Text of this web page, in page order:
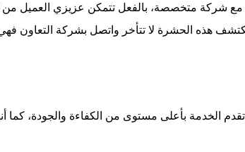
شركة متخصصة، بالفعل تتمكن عزيزي العميل من
تكتشف هذه الحشرة لا تتأخر واتصل بشركة
تقدم الخدمة بأعلى مستوى من الكفاءة والجودة،